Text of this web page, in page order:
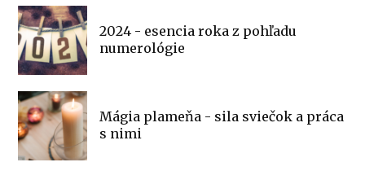
2024 - esencia roka z pohľadu
numerológie
Mágia plameňa - sila sviečok a práca
s nimi